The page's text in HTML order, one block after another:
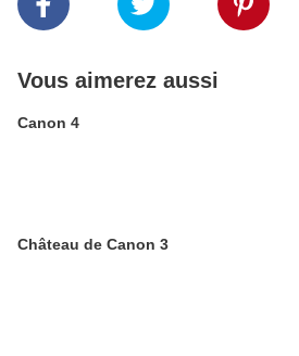
Vous aimerez aussi
Canon 4
Château de Canon 3